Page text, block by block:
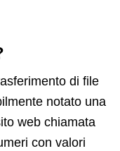
di file
notato una
web chiamata
con valori